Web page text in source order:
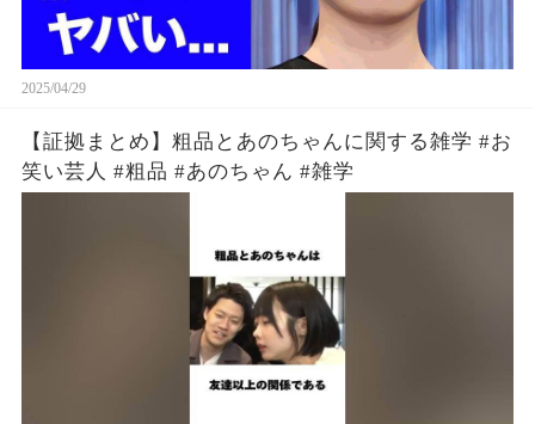
2025/04/29
【証拠まとめ】粗品とあのちゃんに関する雑学 #お
笑い芸人 #粗品 #あのちゃん #雑学